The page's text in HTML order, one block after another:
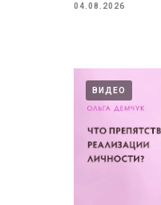
04.08.2026
ВИДЕО